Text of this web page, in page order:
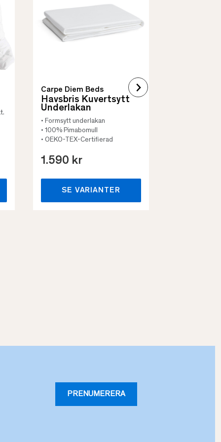
Carpe Diem Beds
Havsbris Kuvertsytt
Underlakan
• Formsytt underlakan
• 100% Pimabomull
• OEKO-TEX-Certifierad
1.590 kr
SE VARIANTER
PRENUMERERA